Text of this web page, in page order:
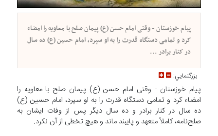
پیام خوزستان - وقتی امام حسن (ع) پیمان صلح با معاویه را امضاء
کرد و تمامی دستگاه قدرت را به او سپرد، امام حسین (ع) ده سال
در کنار برادر ...
بزرگنمايي:
پیام خوزستان - وقتی امام حسن (ع) پیمان صلح با معاویه را
امضاء کرد و تمامی دستگاه قدرت را به او سپرد، امام حسین (ع)
ده سال در کنار برادر و ده سال دیگر پس از وفات ایشان به
صلح‌نامه، کاملاً متعهد و پایبند ماند و هیچ تخطی از آن نکرد.